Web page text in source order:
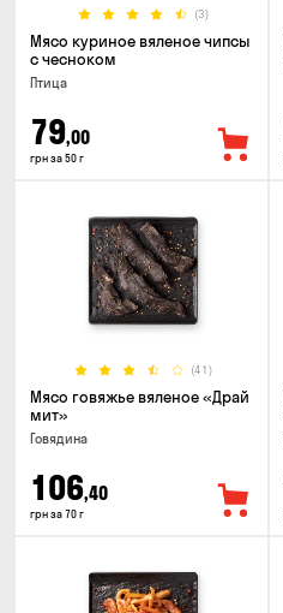
(3)
Мясо куриное вяленое чипсы
с чесноком
Птица
79,00
грн за 50 г
(41)
Мясо говяжье вяленое «Драй
мит»
Говядина
106,40
грн за 70 г